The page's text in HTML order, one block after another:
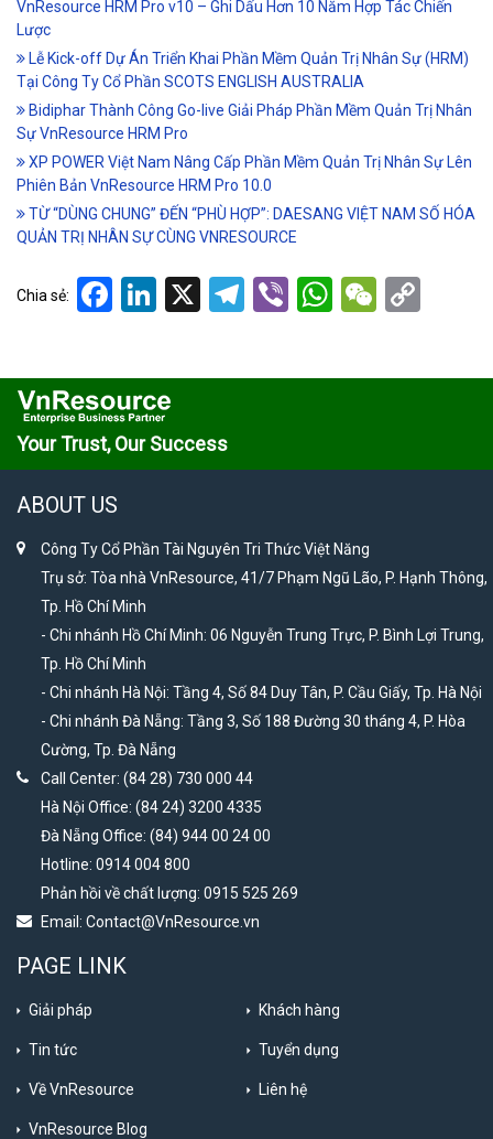
VnResource HRM Pro v10 – Ghi Dấu Hơn 10 Năm Hợp Tác Chiến
Lược
Lễ Kick-off Dự Án Triển Khai Phần Mềm Quản Trị Nhân Sự (HRM)
Tại Công Ty Cổ Phần SCOTS ENGLISH AUSTRALIA
Bidiphar Thành Công Go-live Giải Pháp Phần Mềm Quản Trị Nhân
Sự VnResource HRM Pro
XP POWER Việt Nam Nâng Cấp Phần Mềm Quản Trị Nhân Sự Lên
Phiên Bản VnResource HRM Pro 10.0
TỪ “DÙNG CHUNG” ĐẾN “PHÙ HỢP”: DAESANG VIỆT NAM SỐ HÓA
QUẢN TRỊ NHÂN SỰ CÙNG VNRESOURCE
Chia sẻ: Facebook
LinkedIn
X Telegram
ViberWhatsApp
Your Trust, Our Success
ABOUT US
Công Ty Cổ Phần Tài Nguyên Tri Thức Việt Năng
Trụ sở: Tòa nhà VnResource, 41/7 Phạm Ngũ Lão, P. Hạnh Thông,
Tp. Hồ Chí Minh
- Chi nhánh Hồ Chí Minh: 06 Nguyễn Trung Trực, P. Bình Lợi Trung,
Tp. Hồ Chí Minh
- Chi nhánh Hà Nội: Tầng 4, Số 84 Duy Tân, P. Cầu Giấy, Tp. Hà Nội
- Chi nhánh Đà Nẵng: Tầng 3, Số 188 Đường 30 tháng 4, P. Hòa
Cường, Tp. Đà Nẵng
Call Center: (84 28) 730 000 44
Hà Nội Office: (84 24) 3200 4335
Đà Nẵng Office: (84) 944 00 24 00
Hotline: 0914 004 800
Phản hồi về chất lượng: 0915 525 269
Email: Contact@VnResource.vn
PAGE LINK
Giải pháp Khách hàng
Tin tức Tuyển dụng
Về VnResource Liên hệ
VnResource Blog